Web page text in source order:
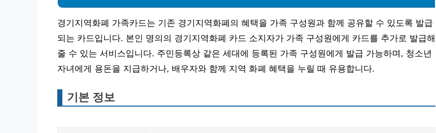
경기지역화폐 가족카드는 기존 경기지역화폐의 혜택을 가족 구성원과 함께 공유할 수 있도록 발급
되는 카드입니다. 본인 명의의 경기지역화폐 카드 소지자가 가족 구성원에게 카드를 추가로 발급해
줄 수 있는 서비스입니다. 주민등록상 같은 세대에 등록된 가족 구성원에게 발급 가능하며, 청소년
자녀에게 용돈을 지급하거나, 배우자와 함께 지역 화폐 혜택을 누릴 때 유용합니다.
기본 정보